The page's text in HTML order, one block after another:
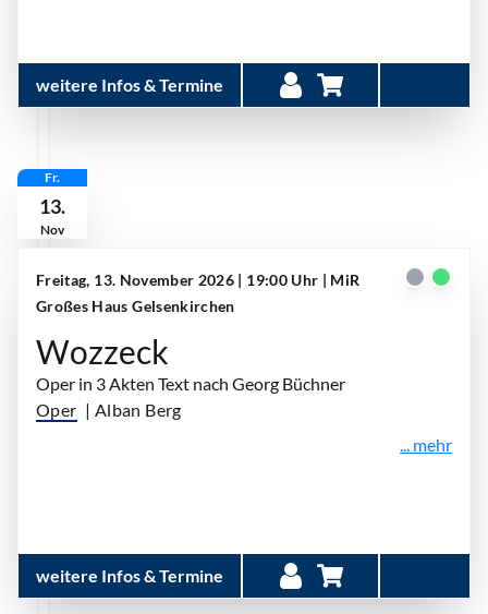
weitere Infos & Termine
Fr.
13.
Nov
Freitag, 13. November 2026 | 19:00 Uhr | MiR
Großes Haus Gelsenkirchen
Wozzeck
Oper in 3 Akten Text nach Georg Büchner
Oper | Alban Berg
... mehr
weitere Infos & Termine